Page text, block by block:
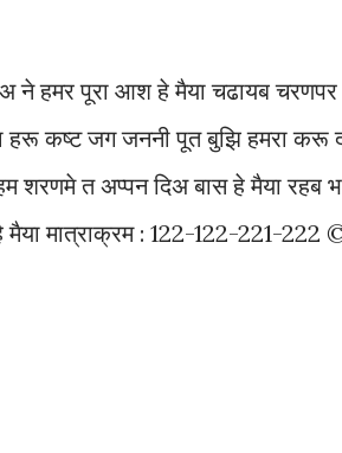
ने हमर पूरा आश हे मैया चढायब
कष्ट जग जननी पूत बुझि हमरा करू
शरणमे त अप्पन दिअ बास हे मैया रहब
मैया मात्राक्रम : 122-122-221-222